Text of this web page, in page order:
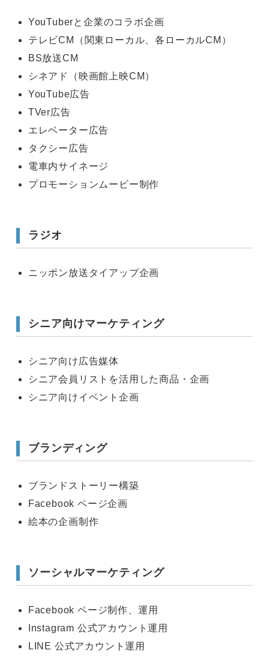
YouTuberと企業のコラボ企画
テレビCM（関東ローカル、各ローカルCM）
BS放送CM
シネアド（映画館上映CM）
YouTube広告
TVer広告
エレベーター広告
タクシー広告
電車内サイネージ
プロモーションムービー制作
ラジオ
ニッポン放送タイアップ企画
シニア向けマーケティング
シニア向け広告媒体
シニア会員リストを活用した商品・企画
シニア向けイベント企画
ブランディング
ブランドストーリー構築
Facebook ページ企画
絵本の企画制作
ソーシャルマーケティング
Facebook ページ制作、運用
Instagram 公式アカウント運用
LINE 公式アカウント運用